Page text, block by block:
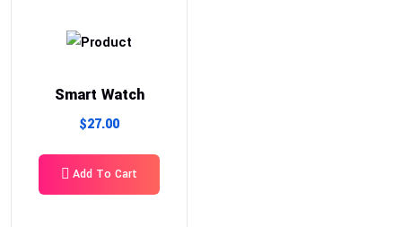
Smart Watch
$27.00
Add To Cart